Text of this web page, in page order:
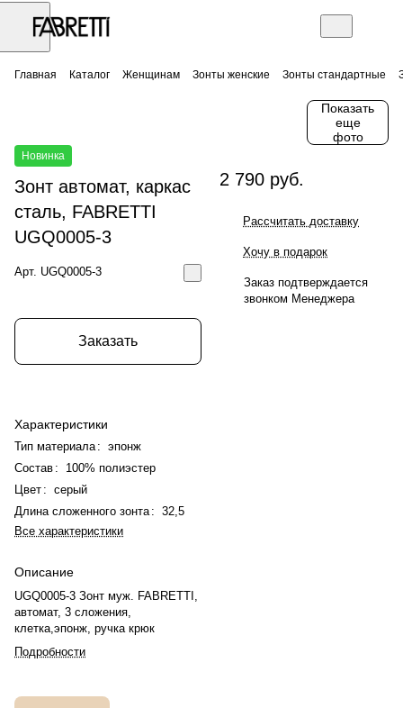
Главная Каталог Женщинам Зонты женские Зонты стандартные
Показать
еще
фото
Новинка
Зонт автомат, каркас
сталь, FABRETTI
UGQ0005-3
Арт. UGQ0005-3
Заказать
Характеристики
Тип материала : эпонж
Состав :
100% полиэстер
Цвет : серый
Длина сложенного зонта : 32,5
Все характеристики
Описание
UGQ0005-3 Зонт муж. FABRETTI,
автомат, 3 сложения,
клетка,эпонж, ручка крюк
Подробности
2 790 руб.
Рассчитать доставку
Хочу в подарок
Заказ подтверждается
звонком Менеджера